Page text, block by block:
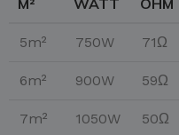
M² WATT OHM
5m² 750W 71Ω
6m² 900W 59Ω
7m² 1050W 50Ω